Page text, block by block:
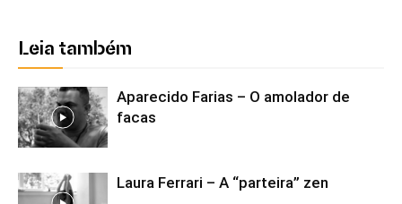
Leia também
Aparecido Farias – O amolador de
facas
Laura Ferrari – A “parteira” zen